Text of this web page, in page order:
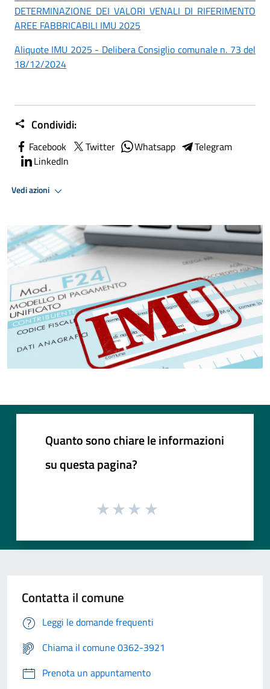
DETERMINAZIONE DEI VALORI VENALI DI RIFERIMENTO
AREE FABBRICABILI IMU 2025
Aliquote IMU 2025 - Delibera Consiglio comunale n. 73 del
18/12/2024
Condividi:
Facebook Twitter Whatsapp
Telegram
LinkedIn
Vedi azioni
Quanto sono chiare le informazioni
su questa pagina?
Contatta il comune
Leggi le domande frequenti
Chiama il comune 0362-3921
Prenota un appuntamento